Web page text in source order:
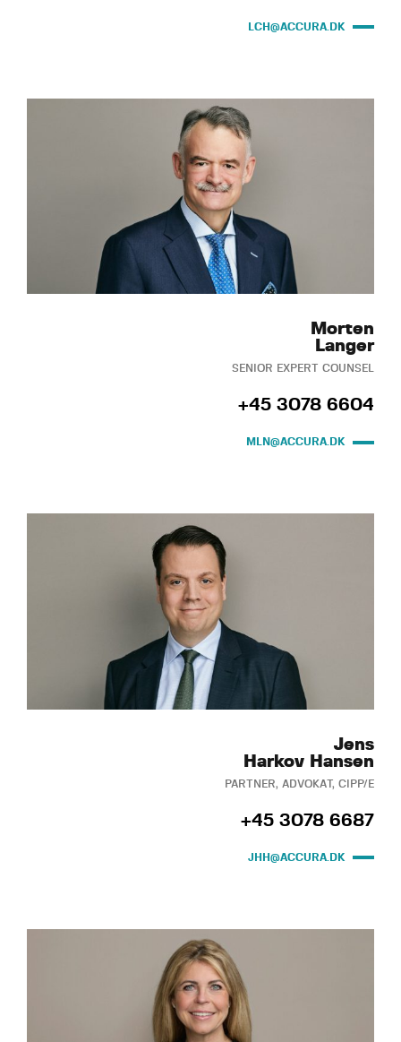
LCH@ACCURA.DK
Morten
Langer
SENIOR EXPERT COUNSEL
+45 3078 6604
MLN@ACCURA.DK
Jens
Harkov Hansen
PARTNER, ADVOKAT, CIPP/E
+45 3078 6687
JHH@ACCURA.DK